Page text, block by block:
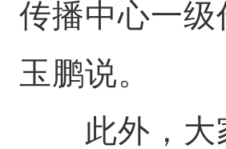
传播中心一级
玉鹏说。
此外，大